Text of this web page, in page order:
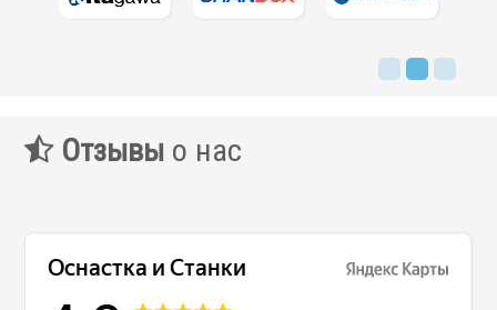
Отзывы о нас